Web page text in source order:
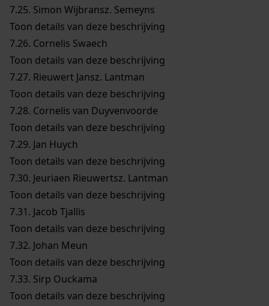
7.25. Simon Wijbransz. Semeyns
Toon details van deze beschrijving
7.26. Cornelis Swaech
Toon details van deze beschrijving
7.27. Rieuwert Jansz. Lantman
Toon details van deze beschrijving
7.28. Cornelis van Duyvenvoorde
Toon details van deze beschrijving
7.29. Jan Huych
Toon details van deze beschrijving
7.30. Jeuriaen Rieuwertsz. Lantman
Toon details van deze beschrijving
7.31. Jacob Tjallis
Toon details van deze beschrijving
7.32. Johan Meun
Toon details van deze beschrijving
7.33. Sirp Ouckama
Toon details van deze beschrijving